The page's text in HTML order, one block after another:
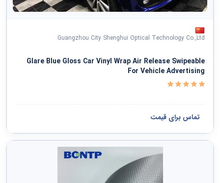
Guangzhou City Shenghui Optical Technology Co.,Ltd
Glare Blue Gloss Car Vinyl Wrap Air Release Swipeable
For Vehicle Advertising
تماس برای قیمت